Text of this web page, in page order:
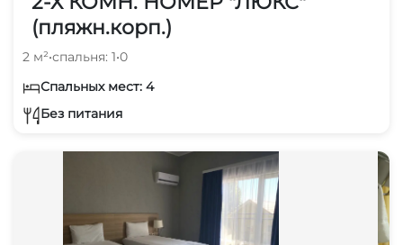
(пляжн.корп.)
2 м²•спальня: 1•0
Спальных мест: 4
Без питания